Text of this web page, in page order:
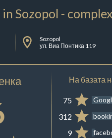
Sozopol -
Sozopol
ул. Виа Понтика 119
На базата
75
312
9